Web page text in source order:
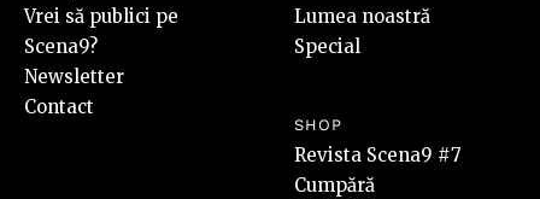
Vrei să publici pe
Scena9?
Newsletter
Contact
Lumea noastră
Special
SHOP
Revista Scena9 #7
Cumpără